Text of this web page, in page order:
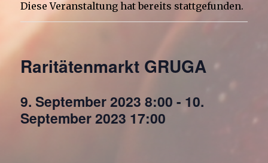
Diese Veranstaltung hat bereits stattgefunden.
Raritätenmarkt GRUGA
9. September 2023 8:00 - 10.
September 2023 17:00